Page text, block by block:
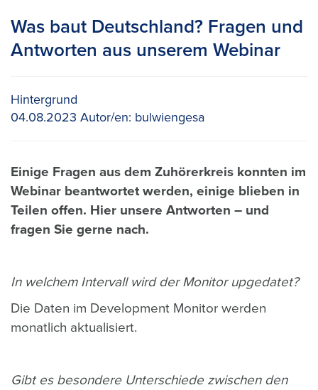
Was baut Deutschland? Fragen und
Antworten aus unserem Webinar
Hintergrund
04.08.2023 Autor/en: bulwiengesa
Einige Fragen aus dem Zuhörerkreis konnten im
Webinar beantwortet werden, einige blieben in
Teilen offen. Hier unsere Antworten – und
fragen Sie gerne nach.
In welchem Intervall wird der Monitor upgedatet?
Die Daten im Development Monitor werden
monatlich aktualisiert.
Gibt es besondere Unterschiede zwischen den